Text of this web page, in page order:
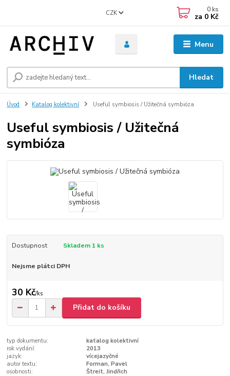
Menu
CZK
Hledat
0 ks
za 0 Kč
Úvod Katalog kolektivní Useful symbiosis / Užitečná symbióza
Useful symbiosis / Užitečná
symbióza
Dostupnost Skladem 1 ks
Nejsme plátci DPH
30 Kč/ks
Přidat do košíku
typ dokumentu:
katalog kolektivní
rok vydání:
2013
jazyk:
vícejazyčné
autor textu:
Forman, Pavel
osobnosti:
Štreit, Jindřich